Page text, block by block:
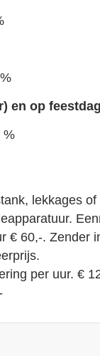
en op
%
lekkages
€ 60,-. Zender
per uur. €